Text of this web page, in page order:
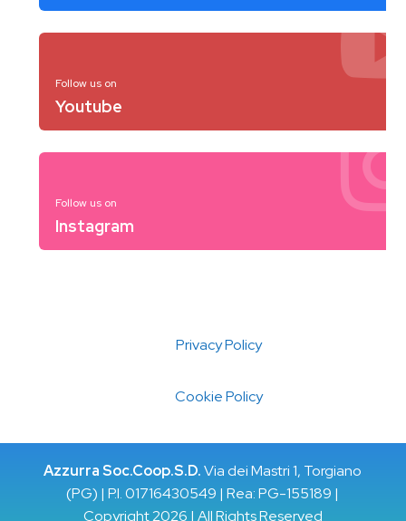
Follow us on
Youtube
Follow us on
Instagram
Privacy Policy
Cookie Policy
Azzurra Soc.Coop.S.D.Via dei Mastri 1, Torgiano
(PG) | P.I. 01716430549 | Rea: PG-155189 |
Copyright 2026 | All Rights Reserved